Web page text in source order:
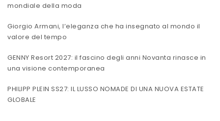
mondiale della moda
Giorgio Armani, l’eleganza che ha insegnato al mondo il
valore del tempo
GENNY Resort 2027: il fascino degli anni Novanta rinasce in
una visione contemporanea
PHILIPP PLEIN SS27: IL LUSSO NOMADE DI UNA NUOVA ESTATE
GLOBALE